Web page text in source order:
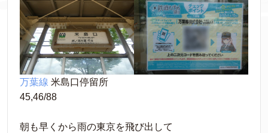
万葉線 米島口停留所
45,46/88
朝も早くから雨の東京を飛び出して